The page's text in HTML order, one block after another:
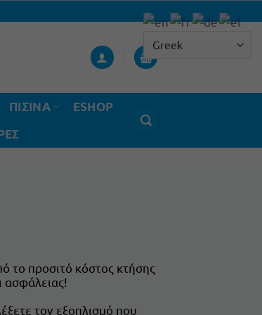
ΠΙΣΙΝΑ
ESHOP
το προσιτό κόστος κτήσης
ασφάλειας!
τον εξοπλισμό που